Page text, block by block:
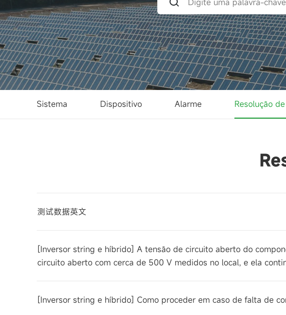
Sistema Dispositivo Alarme Resolução
测试数据英文
[Inversor string e híbrido] A tensão de circuito aberto do
circuito aberto com cerca de 500 V medidos no local, e ela
[Inversor string e híbrido] Como proceder em caso de falta de